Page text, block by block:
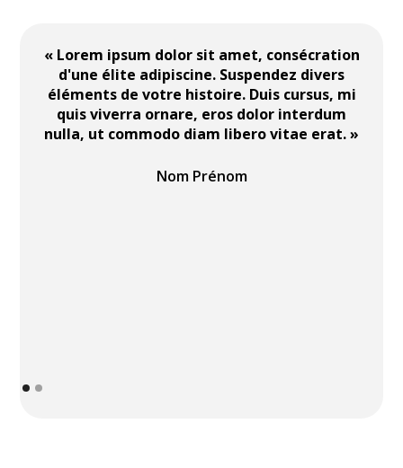
« Lorem ipsum dolor sit amet, consécration
d'une élite adipiscine. Suspendez divers
éléments de votre histoire. Duis cursus, mi
quis viverra ornare, eros dolor interdum
nulla, ut commodo diam libero vitae erat. »
Nom Prénom